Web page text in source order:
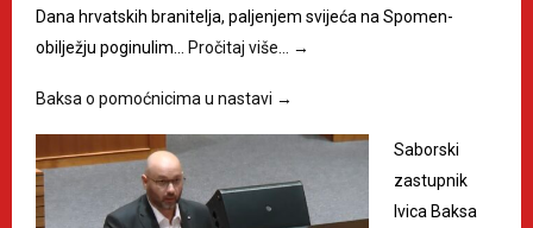
Dana hrvatskih branitelja, paljenjem svijeća na Spomen-
obilježju poginulim…
Pročitaj više… →
Baksa o pomoćnicima u nastavi →
Saborski
zastupnik
Ivica Baksa